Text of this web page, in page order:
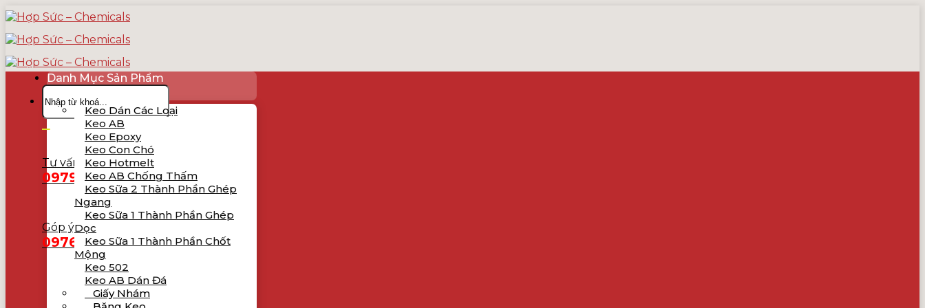
Skip
to
content
Tìm
kiếm:
Tư vấn bán hàng
0979.619.231
Góp ý, khiếu nại
0976.965.781
Danh Mục Sản Phẩm
Keo Dán Các Loại
Keo AB
Keo Epoxy
Keo Con Chó
Keo Hotmelt
Keo AB Chống Thấm
Keo Sữa 2 Thành Phần Ghép
Ngang
Keo Sữa 1 Thành Phần Ghép
Dọc
Keo Sữa 1 Thành Phần Chốt
Mộng
Keo 502
Keo AB Dán Đá
Giấy Nhám